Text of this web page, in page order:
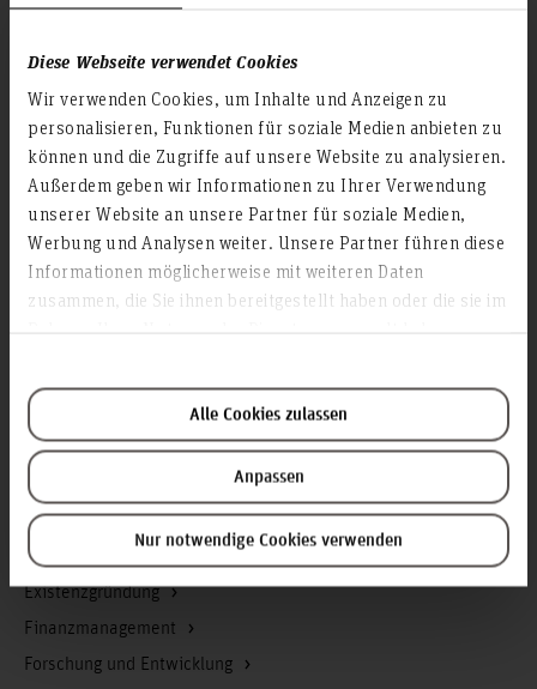
Diese Webseite verwendet Cookies
Wir verwenden Cookies, um Inhalte und Anzeigen zu
personalisieren, Funktionen für soziale Medien anbieten zu
können und die Zugriffe auf unsere Website zu analysieren.
Außerdem geben wir Informationen zu Ihrer Verwendung
unserer Website an unsere Partner für soziale Medien,
Werbung und Analysen weiter. Unsere Partner führen diese
Informationen möglicherweise mit weiteren Daten
zusammen, die Sie ihnen bereitgestellt haben oder die sie im
Alle Cookies zulassen
Anpassen
Nur notwendige Cookies verwenden
Infos zur Hochschule
Kontakt und Anreise
Startseite Hochschule Hannover
Presse
Personensuche
Karriere
Service & Organisation
Berufungsmanagement
Bibliothek
Campusmanagement
Datenschutz
Existenzgründung
Finanzmanagement
Forschung und Entwicklung